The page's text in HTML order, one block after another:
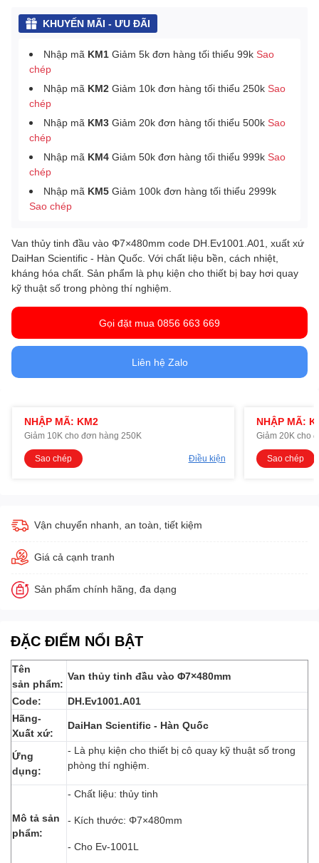
KHUYẾN MÃI - ƯU ĐÃI
Nhập mã KM1 Giảm 5k đơn hàng tối thiểu 99k Sao
chép
Nhập mã KM2 Giảm 10k đơn hàng tối thiểu 250k Sao
chép
Nhập mã KM3 Giảm 20k đơn hàng tối thiểu 500k Sao
chép
Nhập mã KM4 Giảm 50k đơn hàng tối thiểu 999k Sao
chép
Nhập mã KM5 Giảm 100k đơn hàng tối thiểu 2999k
Sao chép
Van thủy tinh đầu vào Φ7×480mm code DH.Ev1001.A01, xuất xứ
DaiHan Scientific - Hàn Quốc. Với chất liệu bền, cách nhiệt,
kháng hóa chất. Sản phẩm là phụ kiện cho thiết bị bay hơi quay
kỹ thuật số trong phòng thí nghiệm.
Gọi đặt mua 0856 663 669
Liên hệ Zalo
NHẬP MÃ: KM2
Giảm 10K cho đơn hàng 250K
Sao chép Điều kiện
NHẬP MÃ:
Giảm 20K cho
Sao chép
Vận chuyển nhanh, an toàn, tiết kiệm
Giá cả cạnh tranh
Sản phẩm chính hãng, đa dạng
ĐẶC ĐIỂM NỔI BẬT
Tên
sản phẩm:
Van thủy tinh đầu vào Φ7×480mm
Code:
DH.Ev1001.A01
Hãng-
Xuất xứ:
DaiHan Scientific - Hàn Quốc
Ứng
dụng:
- Là phụ kiện cho thiết bị cô quay kỹ thuật số trong
phòng thí nghiệm.
Mô tả sản
phẩm:
- Chất liệu: thủy tinh
- Kích thước: Φ7×480mm
- Cho Ev-1001L